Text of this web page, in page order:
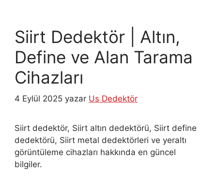
Siirt Dedektör | Altın,
Define ve Alan Tarama
Cihazları
4 Eylül 2025 yazar Us Dedektör
Siirt dedektör, Siirt altın dedektörü, Siirt define
dedektörü, Siirt metal dedektörleri ve yeraltı
görüntüleme cihazları hakkında en güncel
bilgiler.